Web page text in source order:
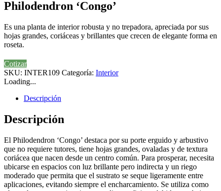
Philodendron ‘Congo’
Es una planta de interior robusta y no trepadora, apreciada por sus
hojas grandes, coriáceas y brillantes que crecen de elegante forma en
roseta.
Cotizar
SKU: INTER109 Categoría: Interior
Loading...
Descripción
Descripción
El Philodendron ‘Congo’ destaca por su porte erguido y arbustivo
que no requiere tutores, tiene hojas grandes, ovaladas y de textura
coriácea que nacen desde un centro común. Para prosperar, necesita
ubicarse en espacios con luz brillante pero indirecta y un riego
moderado que permita que el sustrato se seque ligeramente entre
aplicaciones, evitando siempre el encharcamiento. Se utiliza como